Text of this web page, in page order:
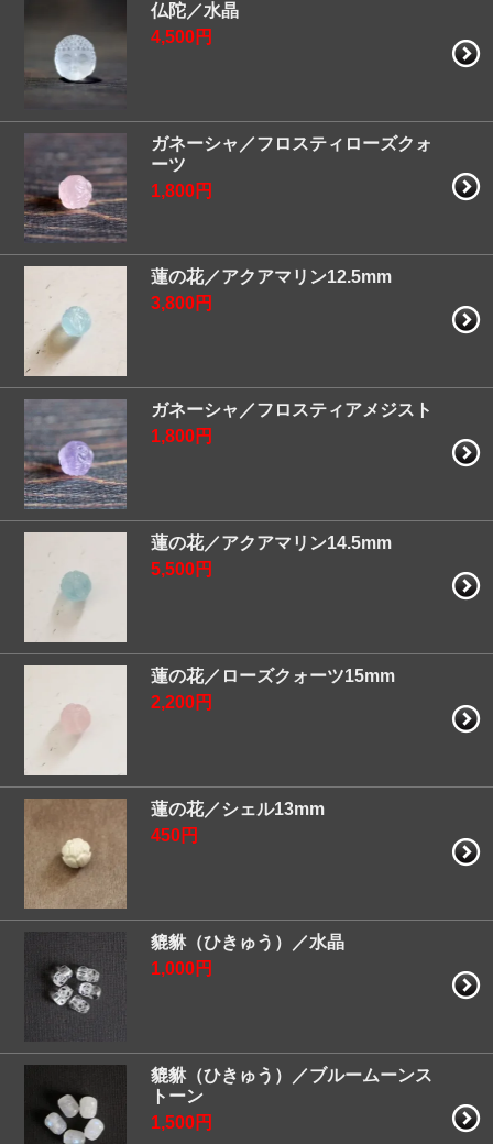
仏陀／水晶
4,500円
ガネーシャ／フロスティローズクォ
ーツ
1,800円
蓮の花／アクアマリン12.5mm
3,800円
ガネーシャ／フロスティアメジスト
1,800円
蓮の花／アクアマリン14.5mm
5,500円
蓮の花／ローズクォーツ15mm
2,200円
蓮の花／シェル13mm
450円
貔貅（ひきゅう）／水晶
1,000円
貔貅（ひきゅう）／ブルームーンス
トーン
1,500円